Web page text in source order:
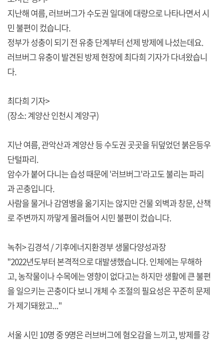
지난해 여름, 러브버그가 수도권 일대에 대량으로 나타나면서 시
민 불편이 컸습니다.
정부가 성충이 되기 전 유충 단계부터 선제 방제에 나섰는데요.
러브버그 유충이 발견된 방제 현장에 최다희 기자가 다녀왔습니
다.
최다희 기자>
(장소: 계양산 인천시 계양구)
지난 여름, 관악산과 계양산 등 수도권 곳곳을 뒤덮었던 붉은등우
단털파리.
암수가 붙어 다니는 습성 때문에 '러브버그'라고도 불리는 파리
과 곤충입니다.
사람을 물거나 감염병을 옮기지는 않지만 건물 외벽과 창문, 산책
로 주변까지 까맣게 몰려들어 시민 불편이 컸습니다.
녹취> 김경석 / 기후에너지환경부 생물다양성과장
"2022년도부터 본격적으로 대발생했습니다. 인체에는 무해하
고, 농작물이나 수목에는 영향이 없다고는 하지만 생활에 큰 불편
을 일으키는 곤충이다 보니 개체 수 조절의 필요성은 꾸준히 문제
가 제기돼왔고..."
서울 시민 10명 중 9명은 러브버그에 혐오감을 느끼고, 방제를 강